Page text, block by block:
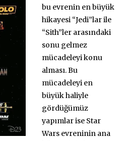
bu evrenin en büyük
hikayesi “Jedi”lar ile
“Sith”ler arasındaki
sonu gelmez
mücadeleyi konu
alması. Bu
mücadeleyi en
büyük haliyle
gördüğümüz
yapımlar ise Star
Wars evreninin ana